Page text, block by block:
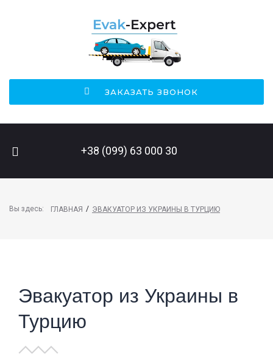
ЗАКАЗАТЬ ЗВОНОК
+38 (099) 63 000 30
Вы здесь: ГЛАВНАЯ / ЭВАКУАТОР ИЗ УКРАИНЫ В ТУРЦИЮ
Эвакуатор из Украины в
Турцию
ПОИСК НА САЙТЕ